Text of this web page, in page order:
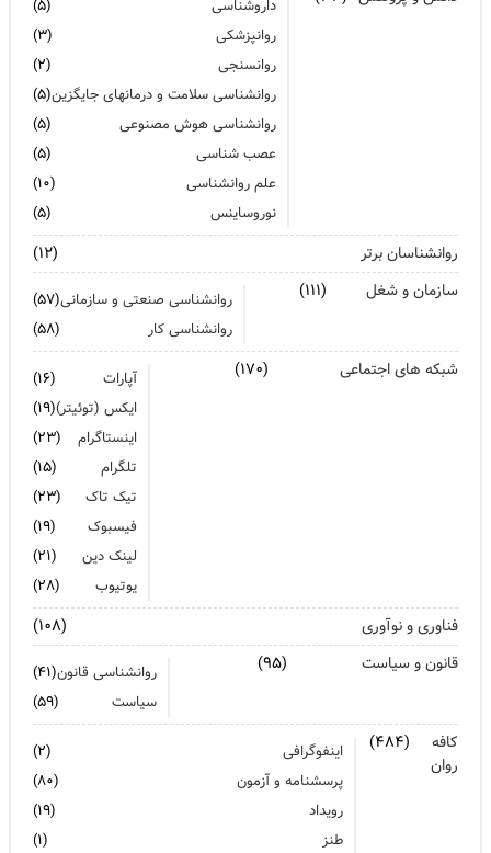
برای بهبود سلامت روان لازم است روزانه از آن مراقبت کنیم
داروشناسی
(۵)
روانپزشکی
(۳)
روانسنجی
(۲)
روانشناسی سلامت و درمانهای جایگزین(۵)
روانشناسی هوش مصنوعی
(۵)
عصب شناسی
(۵)
علم روانشناسی
(۱۰)
نوروساینس
(۵)
روانشناسان برتر
(۱۲)
سازمان و شغل
(۱۱۱) روانشناسی صنعتی و سازمانی(۵۷)
روانشناسی کار
(۵۸)
شبکه های اجتماعی (۱۷۰) آپارات
(۱۶)
ایکس (توئیتر)(۱۹)
اینستاگرام
(۲۳)
تلگرام
(۱۵)
تیک تاک
(۲۳)
فیسبوک
(۱۹)
لینک دین
(۲۱)
یوتیوب
(۲۸)
فناوری و نوآوری
(۱۰۸)
قانون و سیاست
(۹۵) روانشناسی قانون(۴۱)
سیاست
(۵۹)
کافه
روان
(۴۸۴) اینفوگرافی
(۲)
پرسشنامه و آزمون
(۸۰)
رویداد
(۱۹)
طنز
(۱)